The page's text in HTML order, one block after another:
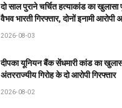
दो साल पुराने चर्चित हत्याकांड का खुलासा
वैभव भारती गिरफ्तार, दोनों इनामी
2026-08-03
दीपका यूनियन बैंक सेंधमारी कांड का
अंतरराज्यीय गिरोह के दो आरोपी गिरफ्तार
2026-08-02